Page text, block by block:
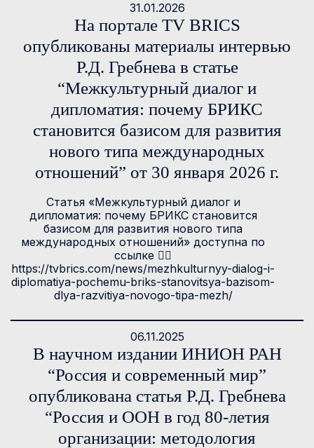
31.01.2026
На портале TV BRICS
опубликованы материалы интервью
Р.Д. Гребнева в статье
“Межкультурный диалог и
дипломатия: почему БРИКС
становится базисом для развития
нового типа международных
отношений” от 30 января 2026 г.
Статья «Межкультурный диалог и
дипломатия: почему БРИКС становится
базисом для развития нового типа
международных отношений» доступна по
ссылке 👉🏻
https://tvbrics.com/news/mezhkulturnyy-dialog-i-
diplomatiya-pochemu-briks-stanovitsya-bazisom-
dlya-razvitiya-novogo-tipa-mezh/
06.11.2025
В научном издании ИНИОН РАН
“Россия и современный мир”
опубликована статья Р.Д. Гребнева
“Россия и ООН в год 80-летия
организации: методология